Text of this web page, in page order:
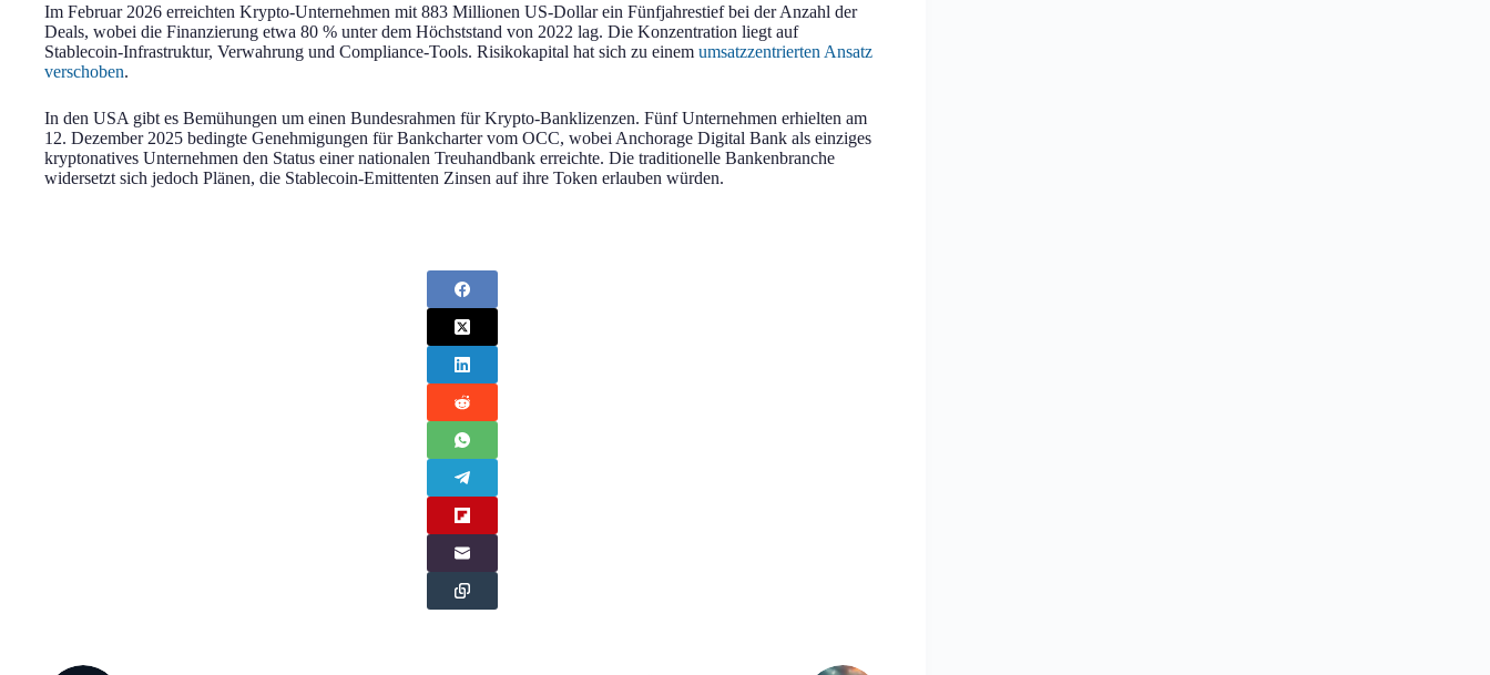
Im Februar 2026 erreichten Krypto-Unternehmen mit 883 Millionen US-Dollar ein Fünfjahrestief bei der Anzahl der
Deals, wobei die Finanzierung etwa 80 % unter dem Höchststand von 2022 lag. Die Konzentration liegt auf
Stablecoin-Infrastruktur, Verwahrung und Compliance-Tools. Risikokapital hat sich zu einem umsatzzentrierten Ansatz
verschoben.
In den USA gibt es Bemühungen um einen Bundesrahmen für Krypto-Banklizenzen. Fünf Unternehmen erhielten am
12. Dezember 2025 bedingte Genehmigungen für Bankcharter vom OCC, wobei Anchorage Digital Bank als einziges
kryptonatives Unternehmen den Status einer nationalen Treuhandbank erreichte. Die traditionelle Bankenbranche
widersetzt sich jedoch Plänen, die Stablecoin-Emittenten Zinsen auf ihre Token erlauben würden.